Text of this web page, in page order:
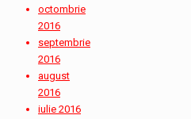
octombrie
2016
septembrie
2016
august
2016
iulie 2016